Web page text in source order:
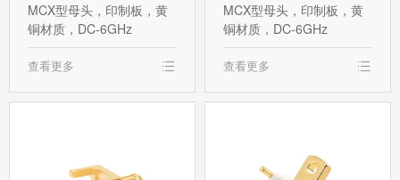
MCX型母头，印制板，黄
铜材质，DC-6GHz
查看更多
MCX型母头，印制板，黄
铜材质，DC-6GHz
查看更多